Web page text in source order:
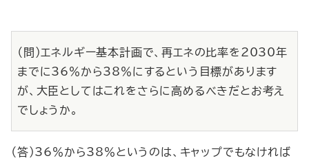
（問）エネルギー基本計画で、再エネの比率を2030年
までに36％から38％にするという目標があります
が、大臣としてはこれをさらに高めるべきだとお考え
でしょうか。
（答）36％から38％というのは、キャップでもなければ